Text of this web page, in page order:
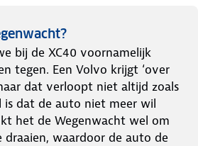
bij de XC40 voornamelijk
tegen. Een Volvo krijgt ‘over
dat verloopt niet altijd zoals
is dat de auto niet meer wil
het de Wegenwacht wel om
waardoor de auto de